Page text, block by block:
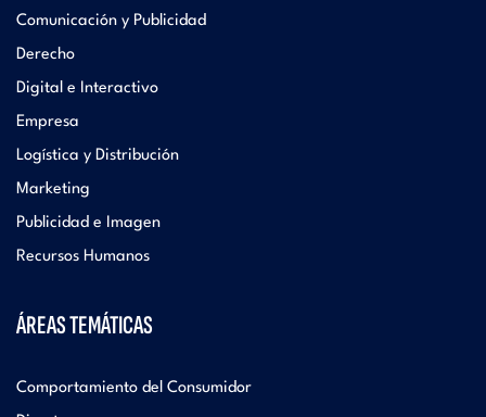
Comunicación y Publicidad
Derecho
Digital e Interactivo
Empresa
Logística y Distribución
Marketing
Publicidad e Imagen
Recursos Humanos
ÁREAS TEMÁTICAS
Comportamiento del Consumidor